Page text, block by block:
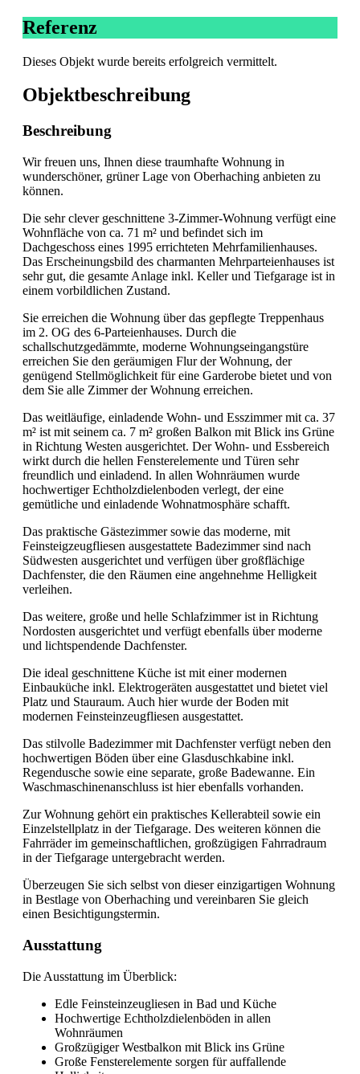
Referenz
Dieses Objekt wurde bereits erfolgreich vermittelt.
Objekt­beschreibung
Beschreibung
Wir freuen uns, Ihnen diese traumhafte Wohnung in
wunderschöner, grüner Lage von Oberhaching anbieten zu
können.
Die sehr clever geschnittene 3-Zimmer-Wohnung verfügt eine
Wohnfläche von ca. 71 m² und befindet sich im
Dachgeschoss eines 1995 errichteten Mehrfamilienhauses.
Das Erscheinungsbild des charmanten Mehrparteienhauses ist
sehr gut, die gesamte Anlage inkl. Keller und Tiefgarage ist in
einem vorbildlichen Zustand.
Sie erreichen die Wohnung über das gepflegte Treppenhaus
im 2. OG des 6-Parteienhauses. Durch die
schallschutzgedämmte, moderne Wohnungseingangstüre
erreichen Sie den geräumigen Flur der Wohnung, der
genügend Stellmöglichkeit für eine Garderobe bietet und von
dem Sie alle Zimmer der Wohnung erreichen.
Das weitläufige, einladende Wohn- und Esszimmer mit ca. 37
m² ist mit seinem ca. 7 m² großen Balkon mit Blick ins Grüne
in Richtung Westen ausgerichtet. Der Wohn- und Essbereich
wirkt durch die hellen Fensterelemente und Türen sehr
freundlich und einladend. In allen Wohnräumen wurde
hochwertiger Echtholzdielenboden verlegt, der eine
gemütliche und einladende Wohnatmosphäre schafft.
Das praktische Gästezimmer sowie das moderne, mit
Feinsteigzeugfliesen ausgestattete Badezimmer sind nach
Südwesten ausgerichtet und verfügen über großflächige
Dachfenster, die den Räumen eine angehnehme Helligkeit
verleihen.
Das weitere, große und helle Schlafzimmer ist in Richtung
Nordosten ausgerichtet und verfügt ebenfalls über moderne
und lichtspendende Dachfenster.
Die ideal geschnittene Küche ist mit einer modernen
Einbauküche inkl. Elektrogeräten ausgestattet und bietet viel
Platz und Stauraum. Auch hier wurde der Boden mit
modernen Feinsteinzeugfliesen ausgestattet.
Das stilvolle Badezimmer mit Dachfenster verfügt neben den
hochwertigen Böden über eine Glasduschkabine inkl.
Regendusche sowie eine separate, große Badewanne. Ein
Waschmaschinenanschluss ist hier ebenfalls vorhanden.
Zur Wohnung gehört ein praktisches Kellerabteil sowie ein
Einzelstellplatz in der Tiefgarage. Des weiteren können die
Fahrräder im gemeinschaftlichen, großzügigen Fahrradraum
in der Tiefgarage untergebracht werden.
Überzeugen Sie sich selbst von dieser einzigartigen Wohnung
in Bestlage von Oberhaching und vereinbaren Sie gleich
einen Besichtigungstermin.
Ausstattung
Die Ausstattung im Überblick:
Edle Feinsteinzeugliesen in Bad und Küche
Hochwertige Echtholzdielenböden in allen
Wohnräumen
Großzügiger Westbalkon mit Blick ins Grüne
Große Fensterelemente sorgen für auffallende